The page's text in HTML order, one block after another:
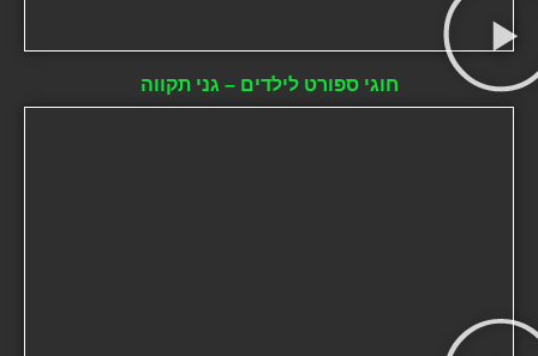
חוגי ספורט לילדים – גני תקווה